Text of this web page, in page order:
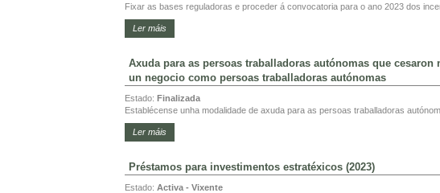
Fixar as bases reguladoras e proceder á convocatoria para o ano 2023 dos
Ler máis
Axuda para as persoas traballadoras autónomas que
un negocio como persoas traballadoras autónomas
Estado: Finalizada
Establécense unha modalidade de axuda para as persoas traballadoras
Ler máis
Préstamos para investimentos estratéxicos (2023)
Estado: Activa - Vixente